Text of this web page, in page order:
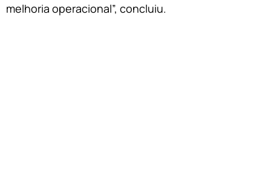
melhoria operacional”, concluiu.